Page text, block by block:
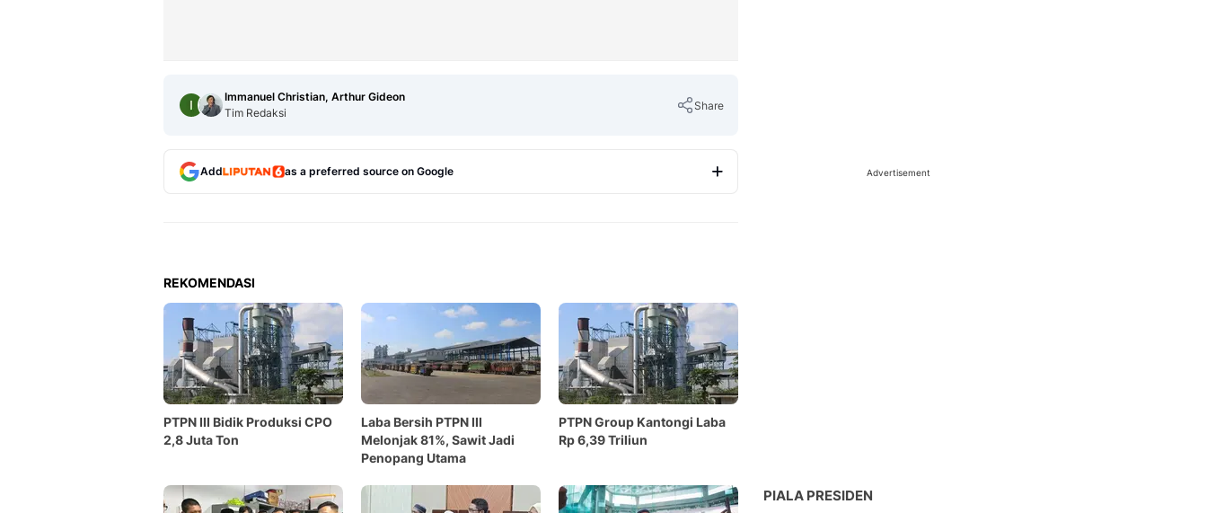
Immanuel Christian, Arthur Gideon
Tim Redaksi
Share
Add as a preferred source on Google
REKOMENDASI
PTPN III Bidik Produksi CPO
2,8 Juta Ton
Laba Bersih PTPN III
Melonjak 81%, Sawit Jadi
Penopang Utama
PTPN Group Kantongi Laba
Rp 6,39 Triliun
Advertisement
PIALA PRESIDEN